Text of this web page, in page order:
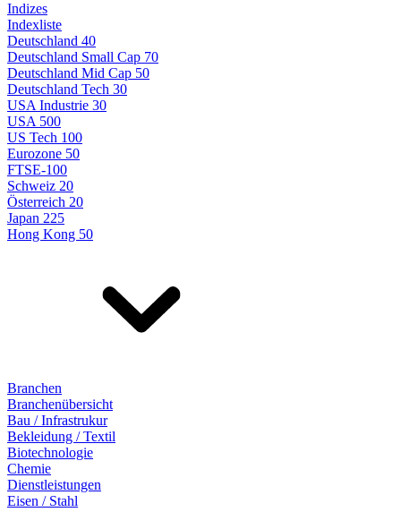
Indizes
Indexliste
Deutschland 40
Deutschland Small Cap 70
Deutschland Mid Cap 50
Deutschland Tech 30
USA Industrie 30
USA 500
US Tech 100
Eurozone 50
FTSE-100
Schweiz 20
Österreich 20
Japan 225
Hong Kong 50
Branchen
Branchenübersicht
Bau / Infrastrukur
Bekleidung / Textil
Biotechnologie
Chemie
Dienstleistungen
Eisen / Stahl